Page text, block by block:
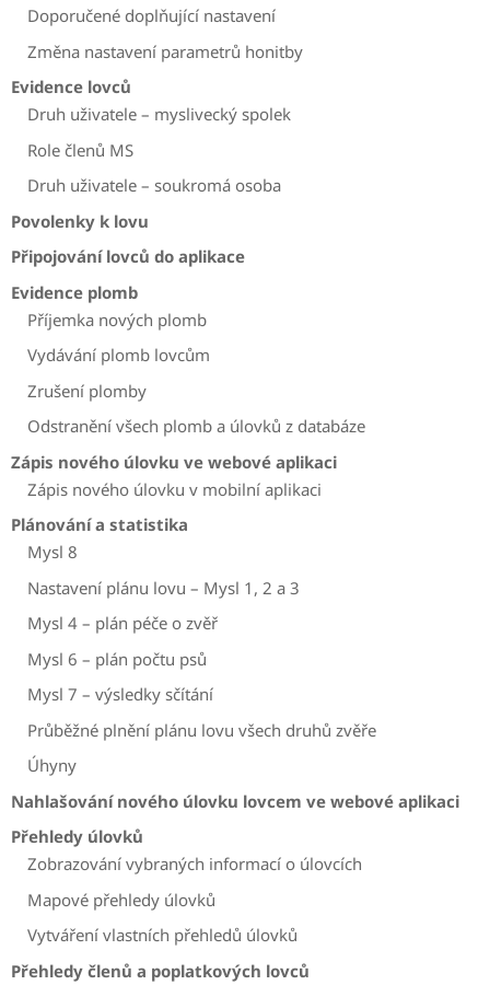
Doporučené doplňující nastavení
Změna nastavení parametrů honitby
Evidence lovců
Druh uživatele – myslivecký spolek
Role členů MS
Druh uživatele – soukromá osoba
Povolenky k lovu
Připojování lovců do aplikace
Evidence plomb
Příjemka nových plomb
Vydávání plomb lovcům
Zrušení plomby
Odstranění všech plomb a úlovků z databáze
Zápis nového úlovku ve webové aplikaci
Zápis nového úlovku v mobilní aplikaci
Plánování a statistika
Mysl 8
Nastavení plánu lovu – Mysl 1, 2 a 3
Mysl 4 – plán péče o zvěř
Mysl 6 – plán počtu psů
Mysl 7 – výsledky sčítání
Průběžné plnění plánu lovu všech druhů zvěře
Úhyny
Nahlašování nového úlovku lovcem ve webové aplikaci
Přehledy úlovků
Zobrazování vybraných informací o úlovcích
Mapové přehledy úlovků
Vytváření vlastních přehledů úlovků
Přehledy členů a poplatkových lovců